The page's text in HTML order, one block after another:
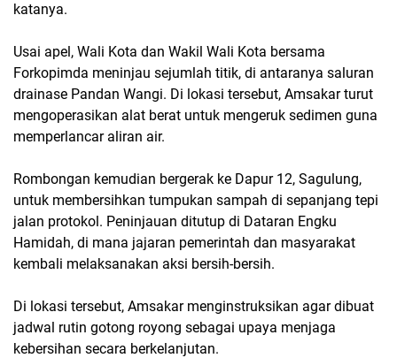
katanya.
Usai apel, Wali Kota dan Wakil Wali Kota bersama
Forkopimda meninjau sejumlah titik, di antaranya saluran
drainase Pandan Wangi. Di lokasi tersebut, Amsakar turut
mengoperasikan alat berat untuk mengeruk sedimen guna
memperlancar aliran air.
Rombongan kemudian bergerak ke Dapur 12, Sagulung,
untuk membersihkan tumpukan sampah di sepanjang tepi
jalan protokol. Peninjauan ditutup di Dataran Engku
Hamidah, di mana jajaran pemerintah dan masyarakat
kembali melaksanakan aksi bersih-bersih.
Di lokasi tersebut, Amsakar menginstruksikan agar dibuat
jadwal rutin gotong royong sebagai upaya menjaga
kebersihan secara berkelanjutan.